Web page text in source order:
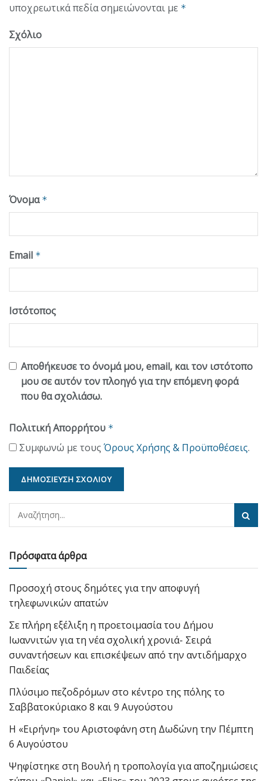
υποχρεωτικά πεδία σημειώνονται με *
Σχόλιο
Όνομα *
Email *
Ιστότοπος
Αποθήκευσε το όνομά μου, email, και τον ιστότοπο
μου σε αυτόν τον πλοηγό για την επόμενη φορά
που θα σχολιάσω.
Πολιτική Απορρήτου *
Συμφωνώ με τους Όρους Χρήσης & Προϋποθέσεις.
Πρόσφατα άρθρα
Προσοχή στους δημότες για την αποφυγή
τηλεφωνικών απατών
Σε πλήρη εξέλιξη η προετοιμασία του Δήμου
Ιωαννιτών για τη νέα σχολική χρονιά- Σειρά
συναντήσεων και επισκέψεων από την αντιδήμαρχο
Παιδείας
Πλύσιμο πεζοδρόμων στο κέντρο της πόλης το
Σαββατοκύριακο 8 και 9 Αυγούστου
Η «Ειρήνη» του Αριστοφάνη στη Δωδώνη την Πέμπτη
6 Αυγούστου
Ψηφίστηκε στη Βουλή η τροπολογία για αποζημιώσεις